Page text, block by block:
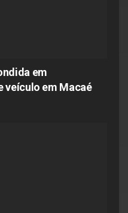
em
em Macaé